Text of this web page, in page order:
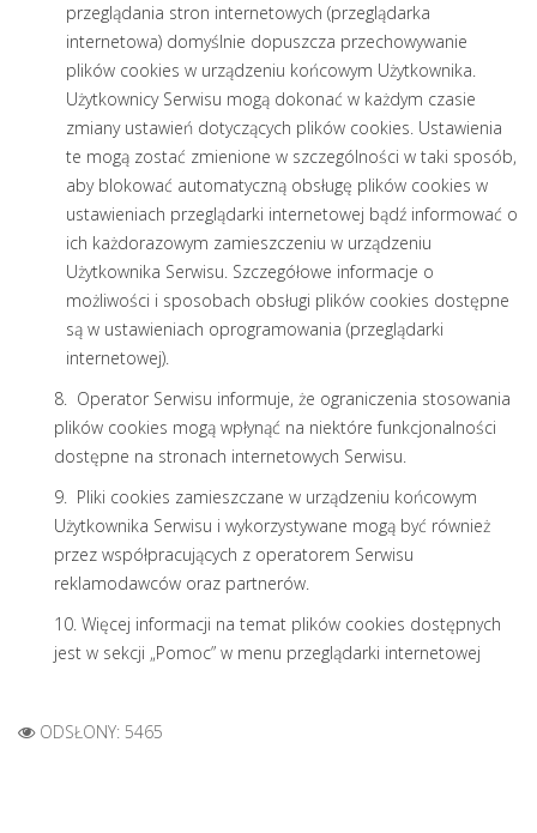
przeglądania stron internetowych (przeglądarka
internetowa) domyślnie dopuszcza przechowywanie
plików cookies w urządzeniu końcowym Użytkownika.
Użytkownicy Serwisu mogą dokonać w każdym czasie
zmiany ustawień dotyczących plików cookies. Ustawienia
te mogą zostać zmienione w szczególności w taki sposób,
aby blokować automatyczną obsługę plików cookies w
ustawieniach przeglądarki internetowej bądź informować o
ich każdorazowym zamieszczeniu w urządzeniu
Użytkownika Serwisu. Szczegółowe informacje o
możliwości i sposobach obsługi plików cookies dostępne
są w ustawieniach oprogramowania (przeglądarki
internetowej).
8. Operator Serwisu informuje, że ograniczenia stosowania
plików cookies mogą wpłynąć na niektóre funkcjonalności
dostępne na stronach internetowych Serwisu.
9. Pliki cookies zamieszczane w urządzeniu końcowym
Użytkownika Serwisu i wykorzystywane mogą być również
przez współpracujących z operatorem Serwisu
reklamodawców oraz partnerów.
10. Więcej informacji na temat plików cookies dostępnych
jest w sekcji „Pomoc” w menu przeglądarki internetowej
ODSŁONY: 5465